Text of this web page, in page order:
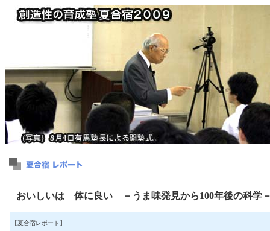
おいしいは 体に良い －うま味発見から100年後の科学
【夏合宿レポート】